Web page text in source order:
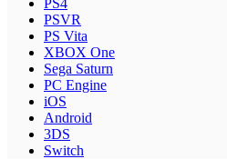
PS4
PSVR
PS Vita
XBOX One
Sega Saturn
PC Engine
iOS
Android
3DS
Switch